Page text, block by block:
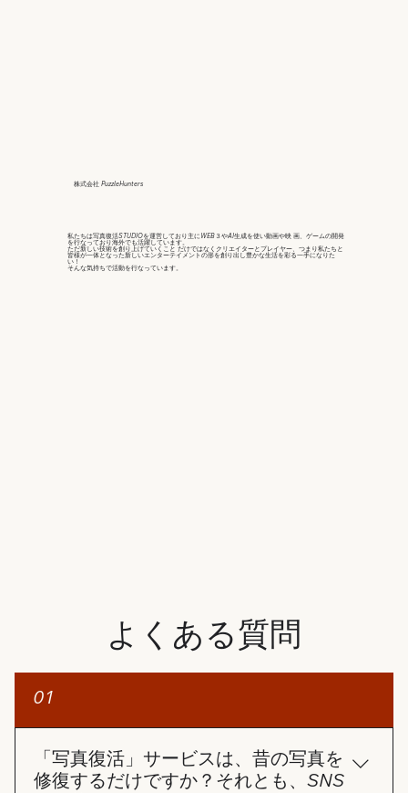
株式会社 PuzzleHunters
私たちは写真復活STUDIOを運営しており主にWEB３やAI生成を使い動画や映 画、ゲームの開発
を行なっており海外でも活躍しています。
ただ新しい技術を創り上げていくこと だけではなくクリエイターとプレイヤー、つまり私たちと
皆様が一体となった新しいエンターテイメントの形を創り出し豊かな生活を彩る一手になりた
い！
そんな気持ちで活動を行なっています。
よくある質問
01
「写真復活」サービスは、昔の写真を
修復するだけですか？それとも、SNS